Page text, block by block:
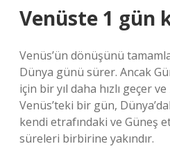
Venüste 1 gün
Venüs’ün dönüşünü
Dünya günü sürer. Ancak
için bir yıl daha hızlı geçer
Venüs’teki bir gün,
kendi etrafındaki ve Güneş
süreleri birbirine yakındır.